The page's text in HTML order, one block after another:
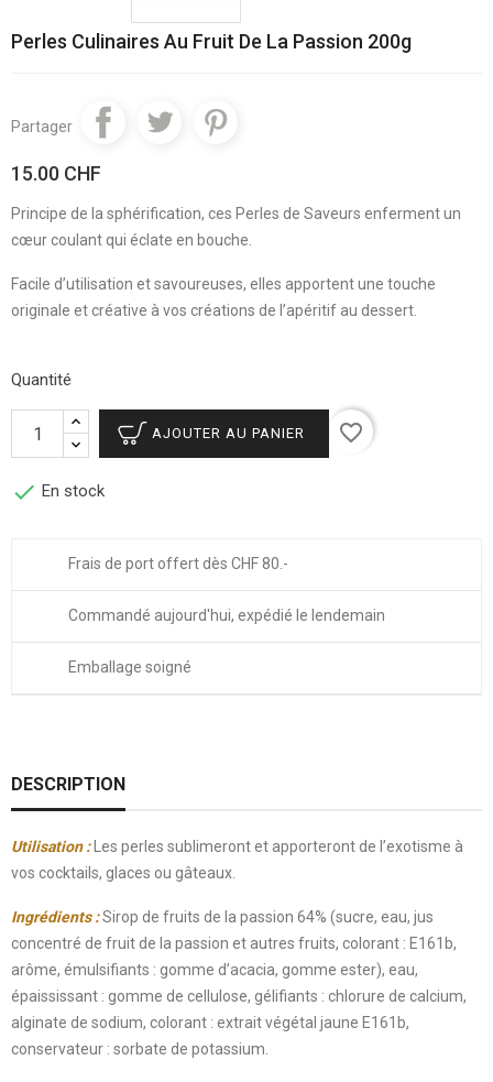
Perles Culinaires Au Fruit De La Passion 200g
Partager
15.00 CHF
Principe de la sphérification, ces Perles de Saveurs enferment un
cœur coulant qui éclate en bouche.
Facile d’utilisation et savoureuses, elles apportent une touche
originale et créative à vos créations de l’apéritif au dessert.
Quantité
AJOUTER AU PANIER favorite_border
 En stock
Frais de port offert dès CHF 80.-
Commandé aujourd'hui, expédié le lendemain
Emballage soigné
DESCRIPTION
Utilisation :
Les perles sublimeront et apporteront de l’exotisme à
vos cocktails, glaces ou gâteaux.
Ingrédients :Sirop de fruits de la passion 64% (sucre, eau, jus
concentré de fruit de la passion et autres fruits, colorant : E161b,
arôme, émulsifiants : gomme d’acacia, gomme ester), eau,
épaississant : gomme de cellulose, gélifiants : chlorure de calcium,
alginate de sodium, colorant : extrait végétal jaune E161b,
conservateur : sorbate de potassium.